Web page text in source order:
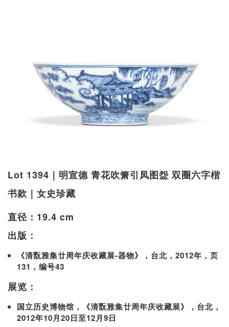
Lot 1394｜明宣德 青花吹箫引凤图盌 双圈六字楷
书款｜女史珍藏
直径：19.4 cm
出版：
《清翫雅集廿周年庆收藏展-器物》，台北，2012年，页
131，编号43
展览：
国立历史博物馆，《清翫雅集廿周年庆收藏展》，台北，
2012年10月20日至12月9日